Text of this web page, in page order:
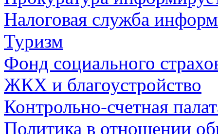
Налоговая служба
Туризм
Фонд социального
ЖКХ и благоустройство
Контрольно-счетная
Политика в отношении